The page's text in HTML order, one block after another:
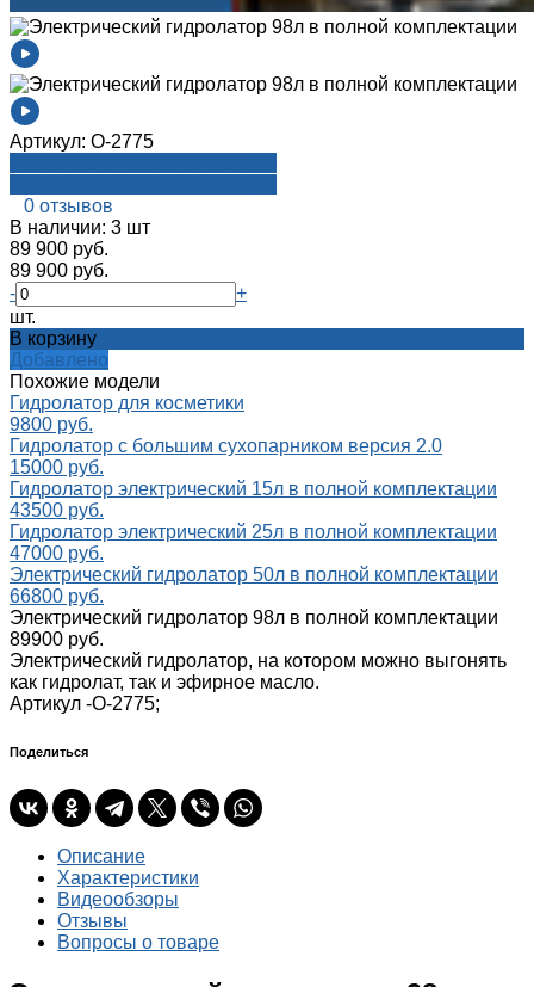
Артикул: О-2775
0 отзывов
В наличии: 3 шт
89 900 руб.
89 900 руб.
-
+
шт.
В корзину
Добавлено
Похожие модели
Гидролатор для косметики
9800 руб.
Гидролатор с большим сухопарником версия 2.0
15000 руб.
Гидролатор электрический 15л в полной комплектации
43500 руб.
Гидролатор электрический 25л в полной комплектации
47000 руб.
Электрический гидролатор 50л в полной комплектации
66800 руб.
Электрический гидролатор 98л в полной комплектации
89900 руб.
Электрический гидролатор, на котором можно выгонять
как гидролат, так и эфирное масло.
Артикул -О-2775;
Поделиться
Описание
Характеристики
Видеообзоры
Отзывы
Вопросы о товаре